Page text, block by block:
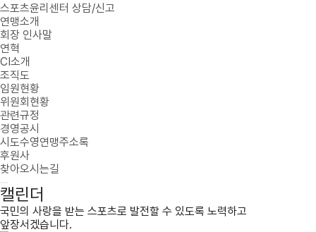
스포츠윤리센터 상담/신고
연맹소개
회장 인사말
연혁
CI소개
조직도
임원현황
위원회현황
관련규정
경영공시
시도수영연맹주소록
후원사
찾아오시는길
캘린더
국민의 사랑을 받는 스포츠로 발전할 수 있도록 노력하고
앞장서겠습니다.